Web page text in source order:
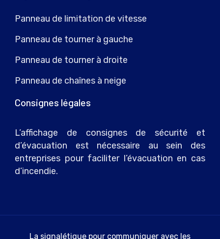
Panneau de limitation de vitesse
Panneau de tourner à gauche
Panneau de tourner à droite
Panneau de chaînes à neige
Consignes légales
L’affichage de consignes de sécurité et
d’évacuation est nécessaire au sein des
entreprises pour faciliter l’évacuation en cas
d’incendie.
La signalétique pour communiquer avec les